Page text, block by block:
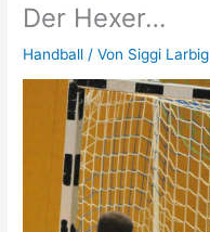
Der Hexer…
Handball / Von Siggi Larbig